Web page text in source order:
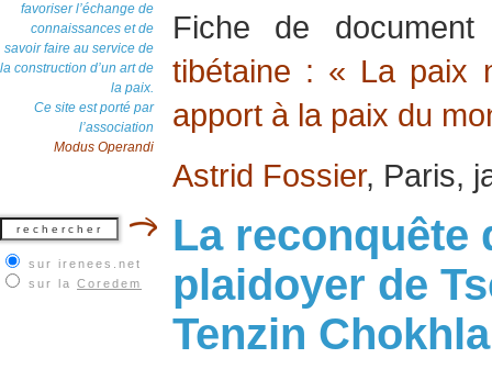
favoriser l’échange de
connaissances et de
savoir faire au service de
la construction d’un art de
la paix.
Ce site est porté par
l’association
Modus Operandi
sur irenees.net
sur la Coredem
Fiche de
tibétaine : « La paix
apport à la paix du
Astrid Fossier, Paris,
La reconquête
plaidoyer de
Tenzin